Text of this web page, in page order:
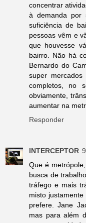
concentrar
à demanda por
suficiência de
pessoas vêm e
que houvesse
bairro. Não há
Bernardo do
super
completos, no
obviamente,
aumentar na
Responder
INTERCEPTOR
Que é
busca de
tráfego e mais
misto
prefere. Jane
mas para além